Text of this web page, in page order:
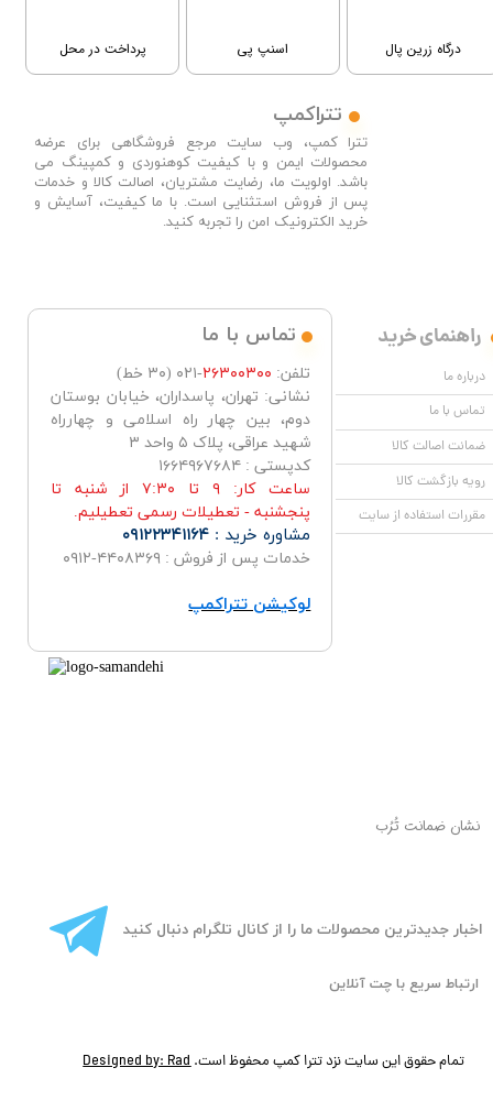
تمام حقوق این سایت نزد تترا کمپ محفوظ است.Designed by: Rad
راهنمای خرید
درباره ما
تماس با ما
ضمانت اصالت کالا
رویه بازگشت کالا
مقررات استفاده از سایت
درگاه زرین پال اسنپ پی پرداخت در محل
تترا کمپ، وب سایت مرجع فروشگاهی برای عرضه
محصولات ایمن و با کیفیت کوهنوردی و کمپینگ می
باشد. اولویت ما، رضایت مشتریان، اصالت کالا و خدمات
پس از فروش استثنایی است. با ما کیفیت، آسایش و
خرید الکترونیک امن را تجربه کنید.​​​​​​​
تتراکمپ
​نشان ضمانت تُرُب
​اخبار جدیدترین محصولات ما را از کانال تلگرام دنبال کنید
ارتباط سریع با چت آنلاین
تماس با ما
تلفن: ۲۶۳۰۰۳۰۰-۰۲۱ (۳۰ خط)
نشانی: تهران، پاسداران، خیابان بوستان
دوم، بین چهار راه اسلامی و چهارراه
شهید عراقی، پلاک ۵ واحد ۳
کدپستی : ۱۶۶۴۹۶۷۶۸۴
ساعت کار: ۹ تا ۷:۳۰ از شنبه تا
پنجشنبه - تعطیلات رسمی تعطیلیم.
مشاوره خرید : ۰۹۱۲۲۳۴۱۱۶۴
خدمات پس از فروش : ۴۴۰۸۳۶۹-۰۹۱۲
لوکیشن تتراکمپ